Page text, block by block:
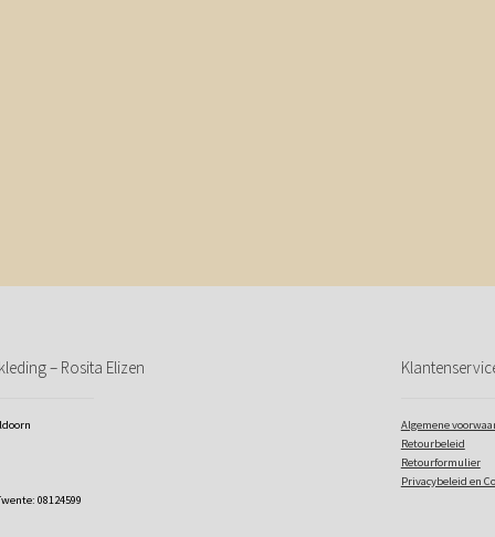
– Rosita Elizen
08124599
Algemene
Retourbeleid
Retourformulier
Privacybeleid en